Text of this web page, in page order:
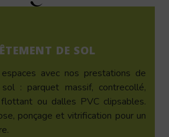
DE SOL
avec nos prestations de
: parquet massif, contrecollé,
ou dalles PVC clipsables.
ponçage et vitrification pour un